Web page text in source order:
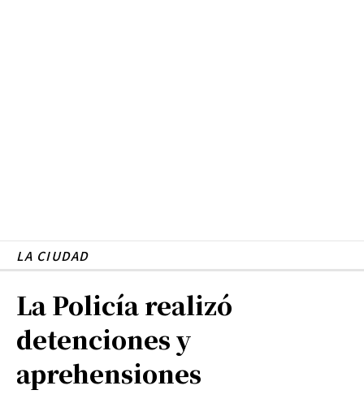
LA CIUDAD
La Policía realizó
detenciones y
aprehensiones